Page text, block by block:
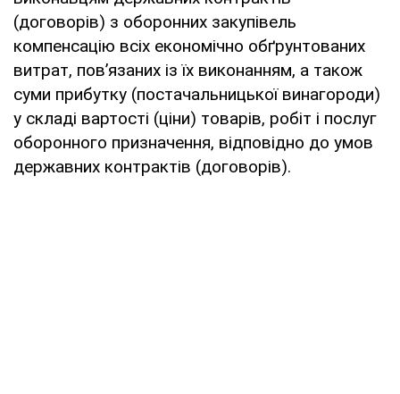
(договорів) з оборонних закупівель
компенсацію всіх економічно обґрунтованих
витрат, пов’язаних із їх виконанням, а також
суми прибутку (постачальницької винагороди)
у складі вартості (ціни) товарів, робіт і послуг
оборонного призначення, відповідно до умов
державних контрактів (договорів).